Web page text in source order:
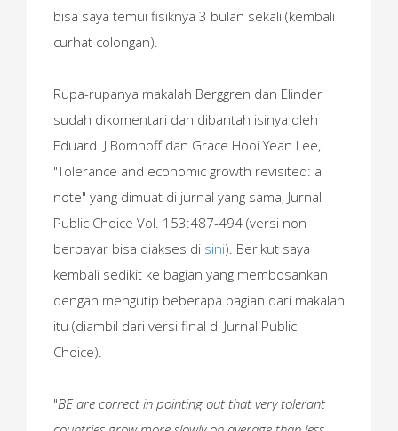
bisa saya temui fisiknya 3 bulan sekali (kembali
curhat colongan).
Rupa-rupanya makalah Berggren dan Elinder
sudah dikomentari dan dibantah isinya oleh
Eduard. J Bomhoff dan Grace Hooi Yean Lee,
"Tolerance and economic growth revisited: a
note" yang dimuat di jurnal yang sama, Jurnal
Public Choice Vol. 153:487-494 (versi non
berbayar bisa diakses di sini). Berikut saya
kembali sedikit ke bagian yang membosankan
dengan mengutip beberapa bagian dari makalah
itu (diambil dari versi final di Jurnal Public
Choice).
"BE are correct in pointing out that very tolerant